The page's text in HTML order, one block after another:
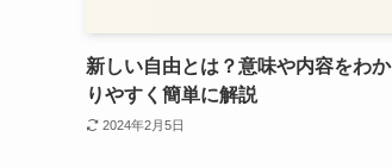
新しい自由とは？意味や内容をわか
りやすく簡単に解説
2024年2月5日